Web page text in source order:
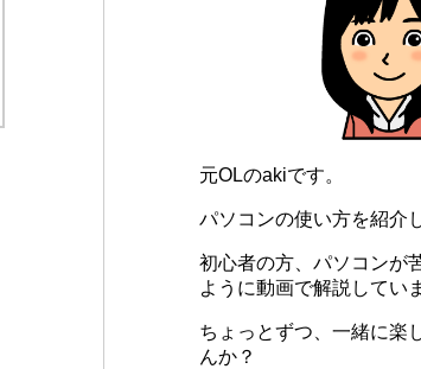
元OLのakiです。
パソコンの使い方を紹介
初心者の方、パソコンが
ように動画で解説してい
ちょっとずつ、一緒に楽
んか？